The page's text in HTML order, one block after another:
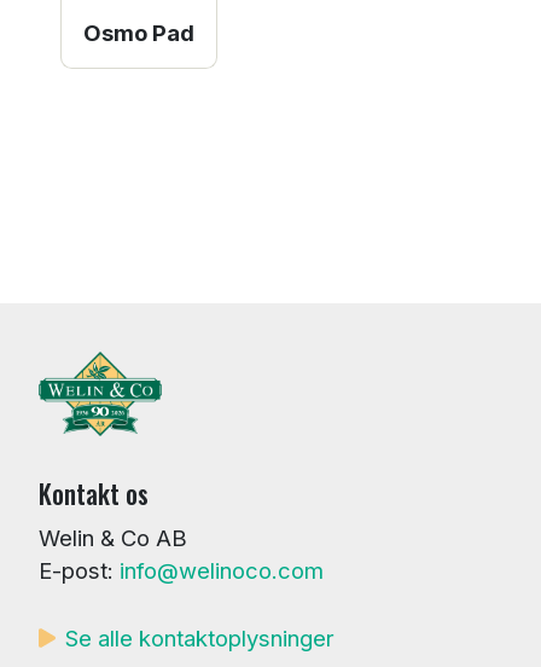
Osmo Pad
Kontakt os
Welin & Co AB
E-post: info@welinoco.com
Se alle kontaktoplysninger